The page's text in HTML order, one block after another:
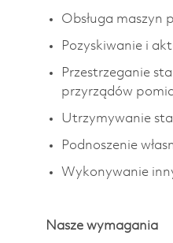
Obsługa
Pozyskiwanie i
Przestrzeganie
przyrządów
Utrzymywanie
Podnoszenie
Wykonywanie
Nasze wymagania